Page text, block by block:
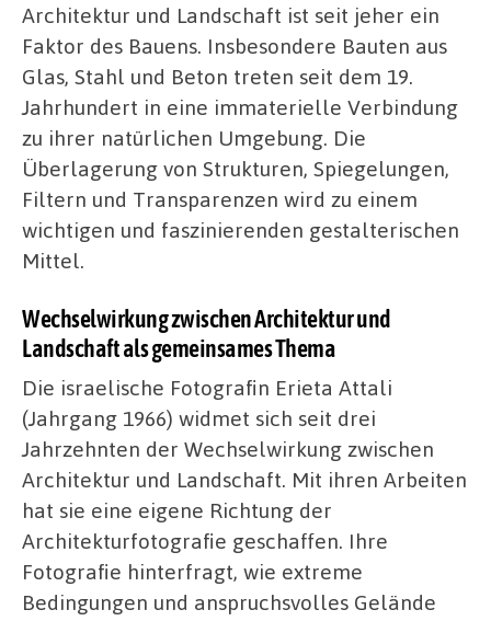
Architektur und Landschaft ist seit jeher ein
Faktor des Bauens. Insbesondere Bauten aus
Glas, Stahl und Beton treten seit dem 19.
Jahrhundert in eine immaterielle Verbindung
zu ihrer natürlichen Umgebung. Die
Überlagerung von Strukturen, Spiegelungen,
Filtern und Transparenzen wird zu einem
wichtigen und faszinierenden gestalterischen
Mittel.
Wechselwirkung zwischen Architektur und
Landschaft als gemeinsames Thema
Die israelische Fotografin Erieta Attali
(Jahrgang 1966) widmet sich seit drei
Jahrzehnten der Wechselwirkung zwischen
Architektur und Landschaft. Mit ihren Arbeiten
hat sie eine eigene Richtung der
Architekturfotografie geschaffen. Ihre
Fotografie hinterfragt, wie extreme
Bedingungen und anspruchsvolles Gelände